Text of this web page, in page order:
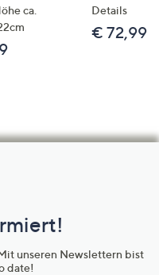
ca.
Details
€ 72,99
unseren Newslettern bist
date!